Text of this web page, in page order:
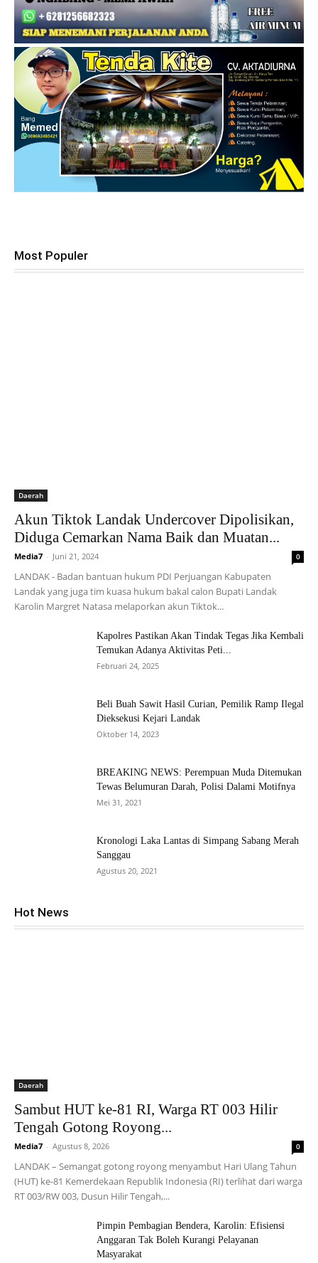
Most Populer
Daerah
Akun Tiktok Landak Undercover Dipolisikan,
Diduga Cemarkan Nama Baik dan Muatan...
Media7 - Juni 21, 2024 0
LANDAK - Badan bantuan hukum PDI Perjuangan Kabupaten
Landak yang juga tim kuasa hukum bakal calon Bupati Landak
Karolin Margret Natasa melaporkan akun Tiktok...
Kapolres Pastikan Akan Tindak Tegas Jika Kembali
Temukan Adanya Aktivitas Peti...
Februari 24, 2025
Beli Buah Sawit Hasil Curian, Pemilik Ramp Ilegal
Dieksekusi Kejari Landak
Oktober 14, 2023
BREAKING NEWS: Perempuan Muda Ditemukan
Tewas Belumuran Darah, Polisi Dalami Motifnya
Mei 31, 2021
Kronologi Laka Lantas di Simpang Sabang Merah
Sanggau
Agustus 20, 2021
Hot News
Daerah
Sambut HUT ke-81 RI, Warga RT 003 Hilir
Tengah Gotong Royong...
Media7 - Agustus 8, 2026 0
LANDAK – Semangat gotong royong menyambut Hari Ulang Tahun
(HUT) ke-81 Kemerdekaan Republik Indonesia (RI) terlihat dari warga
RT 003/RW 003, Dusun Hilir Tengah,...
Pimpin Pembagian Bendera, Karolin: Efisiensi
Anggaran Tak Boleh Kurangi Pelayanan
Masyarakat